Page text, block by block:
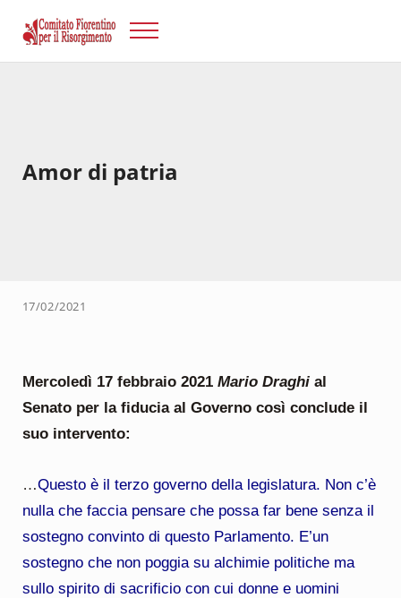
Risorgimento Firenze
Menu
Amor di patria
17/02/2021
Mercoledì 17 febbraio 2021 Mario Draghial
Senato per la fiducia al Governo così conclude il
suo intervento:
…Questo è il terzo governo della legislatura. Non c’è
nulla che faccia pensare che possa far bene senza il
sostegno convinto di questo Parlamento. E’un
sostegno che non poggia su alchimie politiche ma
sullo spirito di sacrificio con cui donne e uomini